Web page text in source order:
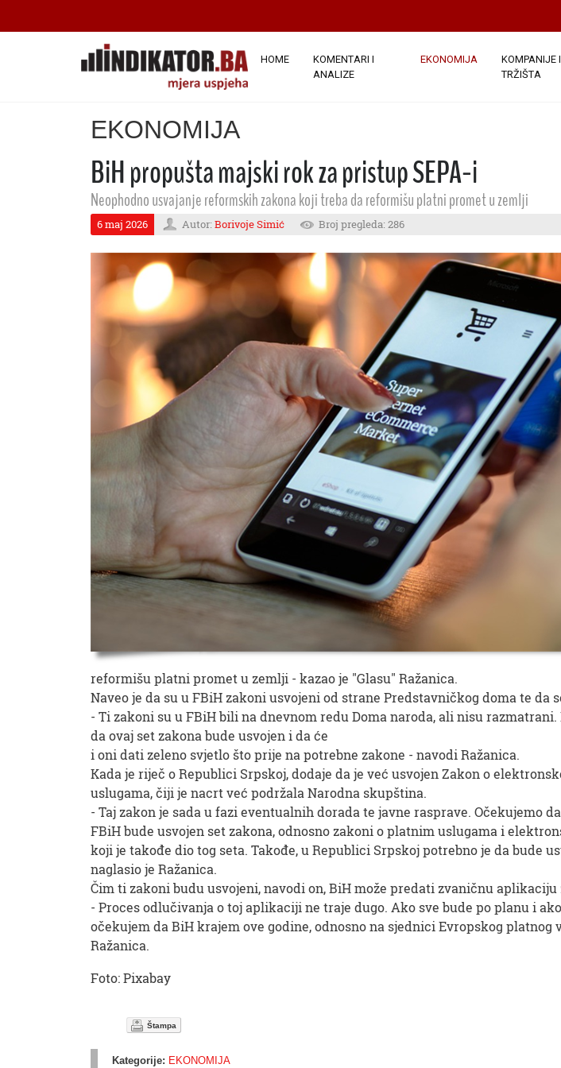
HOME
KOMENTARI I
ANALIZE
EKONOMIJA
KOMPANIJE I
TRŽIŠTA
EKONOMIJA
BiH propušta majski rok za pristup SEPA-i
Neophodno usvajanje reformskih zakona koji treba da reformišu platni promet u zemlji
6 maj 2026 Autor: Borivoje Simić Broj pregleda: 286
reformišu platni promet u zemlji - kazao je "Glasu" Ražanica.
Naveo je da su u FBiH zakoni usvojeni od strane Predstavničkog doma te da
- Ti zakoni su u FBiH bili na dnevnom redu Doma naroda, ali nisu
da ovaj set zakona bude usvojen i da će
i oni dati zeleno svjetlo što prije na potrebne zakone - navodi Ražanica.
Kada je riječ o Republici Srpskoj, dodaje da je već usvojen Zakon o
uslugama, čiji je nacrt već podržala Narodna skupština.
- Taj zakon je sada u fazi eventualnih dorada te javne rasprave. Očekujemo
FBiH bude usvojen set zakona, odnosno zakoni o platnim uslugama i
koji je takođe dio tog seta. Takođe, u Republici Srpskoj potrebno je da bude
naglasio je Ražanica.
Čim ti zakoni budu usvojeni, navodi on, BiH može predati zvaničnu aplikaciju
- Proces odlučivanja o toj aplikaciji ne traje dugo. Ako sve bude po planu i
očekujem da BiH krajem ove godine, odnosno na sjednici Evropskog platnog
Ražanica.
Foto: Pixabay
Štampa
Kategorije: EKONOMIJA